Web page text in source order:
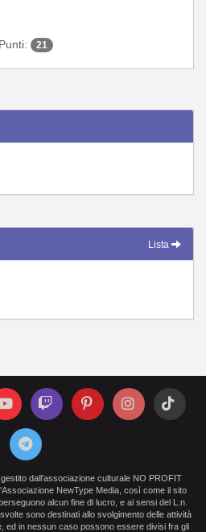
Punti: 21
Lista
dall'associazione culturale NO PROFIT
NewType Media, così come il sito
alcun fine di lucro, e ai sensi del L.n.
sono destinati allo svolgimento delle attività
ed in nessun caso possono essere divisi fra gli